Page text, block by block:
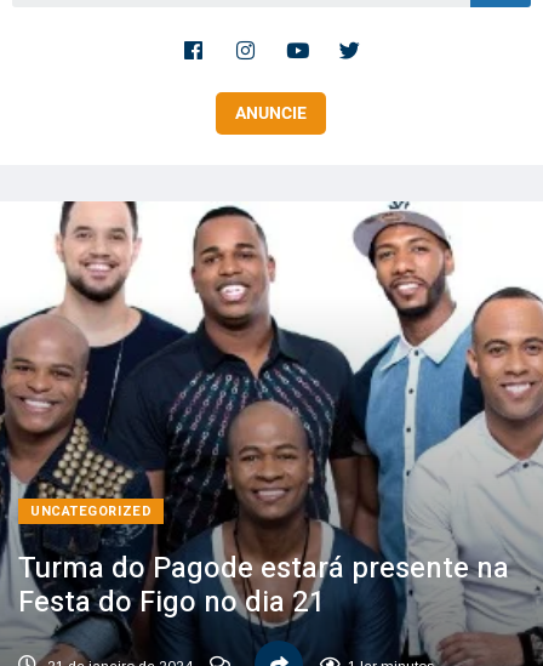
ANUNCIE
UNCATEGORIZED
Turma do Pagode estará presente na
Festa do Figo no dia 21